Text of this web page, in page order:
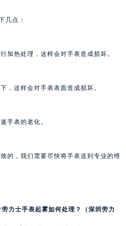
几点：
加热处理，这样会对手表造成损坏。
，这样会对手表表面造成损坏。
手表的老化。
的，我们需要尽快将手表送到专业的维
劳力士手表起雾如何处理？（深圳劳力